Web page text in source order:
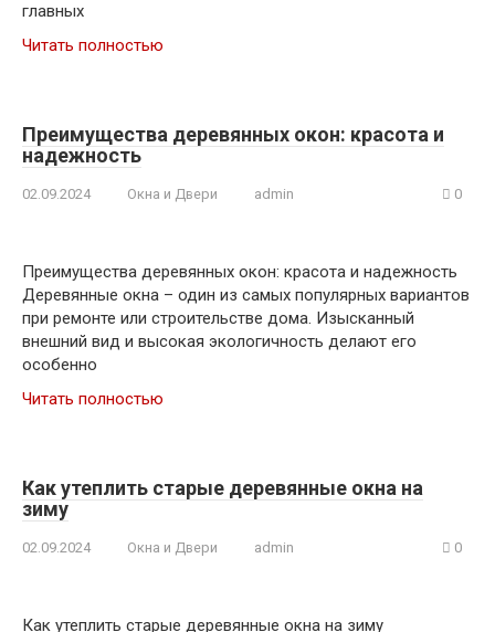
главных
Читать полностью
Преимущества деревянных окон: красота и
надежность
02.09.2024 Окна и Двери admin 0
Преимущества деревянных окон: красота и надежность
Деревянные окна – один из самых популярных вариантов
при ремонте или строительстве дома. Изысканный
внешний вид и высокая экологичность делают его
особенно
Читать полностью
Как утеплить старые деревянные окна на
зиму
02.09.2024 Окна и Двери admin 0
Как утеплить старые деревянные окна на зиму